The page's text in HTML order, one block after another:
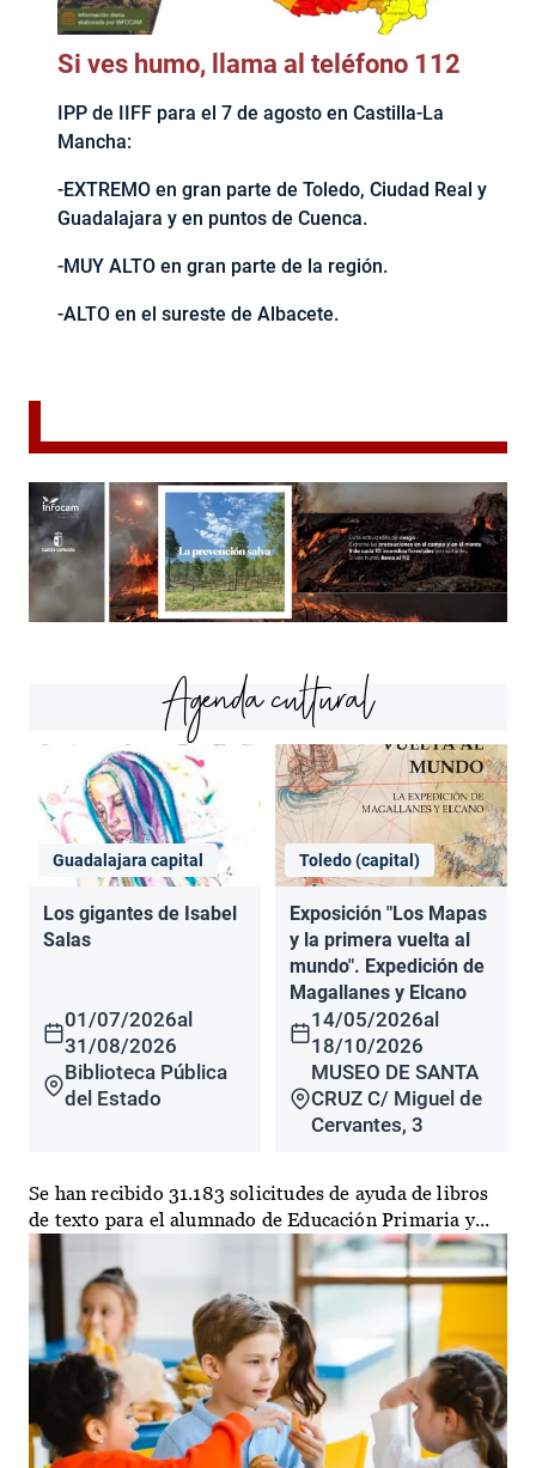
Si ves humo, llama al teléfono 112
IPP de IIFF para el 7 de agosto en Castilla-La
Mancha:
-EXTREMO en gran parte de Toledo, Ciudad Real y
Guadalajara y en puntos de Cuenca.
-MUY ALTO en gran parte de la región.
-ALTO en el sureste de Albacete.
Agenda cultural
Guadalajara capital
Los gigantes de Isabel
Salas
01/07/2026al
31/08/2026
Biblioteca Pública
del Estado
Toledo (capital)
Exposición "Los Mapas
y la primera vuelta al
mundo". Expedición de
Magallanes y Elcano
14/05/2026al
18/10/2026
MUSEO DE SANTA
CRUZ C/ Miguel de
Cervantes, 3
Se han recibido 31.183 solicitudes de ayuda de libros
de texto para el alumnado de Educación Primaria y...